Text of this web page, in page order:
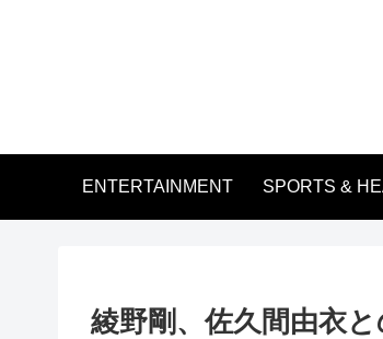
ENTERTAINMENT SPORTS &
綾野剛、佐久間由衣